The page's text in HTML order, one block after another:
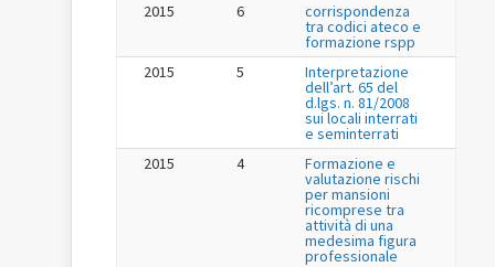
2015
6 corrispondenza
tra codici ateco e
formazione rspp
2015
5 Interpretazione
dell’art. 65 del
d.lgs. n. 81/2008
sui locali interrati
e seminterrati
2015
4 Formazione e
valutazione rischi
per mansioni
ricomprese tra
attività di una
medesima figura
professionale